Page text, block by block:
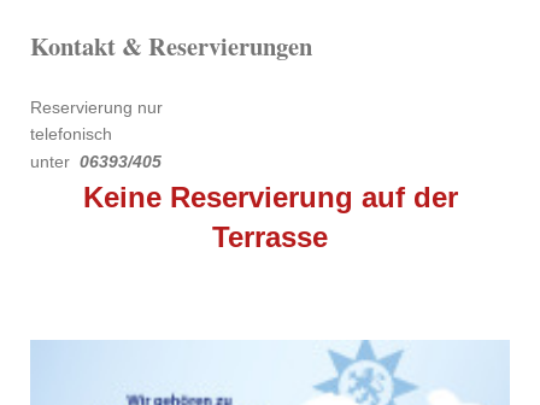
Kontakt & Reservierungen
Reservierung nur
telefonisch
unter 06393/405
Keine Reservierung auf der
Terrasse